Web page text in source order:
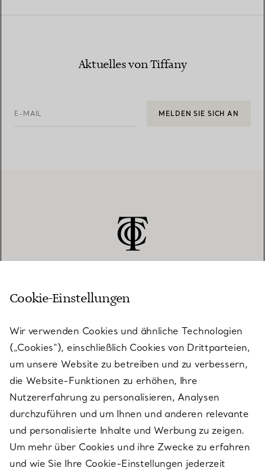
Aktuelles von Tiffany
E-MAIL MELDEN SIE SICH AN
KUNDENSERVICE
SERVICES
ÜBER TIFFANY & CO.
RECHTLICHE HINWEISE
Cookie-Einstellungen
Wir verwenden Cookies und ähnliche Technologien
(„Cookies“), einschließlich Cookies von Drittparteien,
um unsere Website zu betreiben und zu verbessern,
die Website-Funktionen zu erhöhen, Ihre
Nutzererfahrung zu personalisieren, Analysen
durchzuführen und um Ihnen und anderen relevante
und personalisierte Inhalte und Werbung zu zeigen.
Um mehr über Cookies und ihre Zwecke zu erfahren
und wie Sie Ihre Cookie-Einstellungen jederzeit